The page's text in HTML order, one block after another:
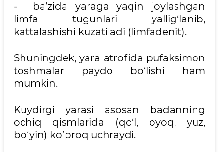
- ba’zida yaraga yaqin joylashgan
limfa tugunlari yallig‘lanib,
kattalashishi kuzatiladi (limfadenit).
Shuningdek, yara atrofida pufaksimon
toshmalar paydo bo‘lishi ham
mumkin.
Kuydirgi yarasi asosan badanning
ochiq qismlarida (qo‘l, oyoq, yuz,
bo‘yin) ko‘proq uchraydi.